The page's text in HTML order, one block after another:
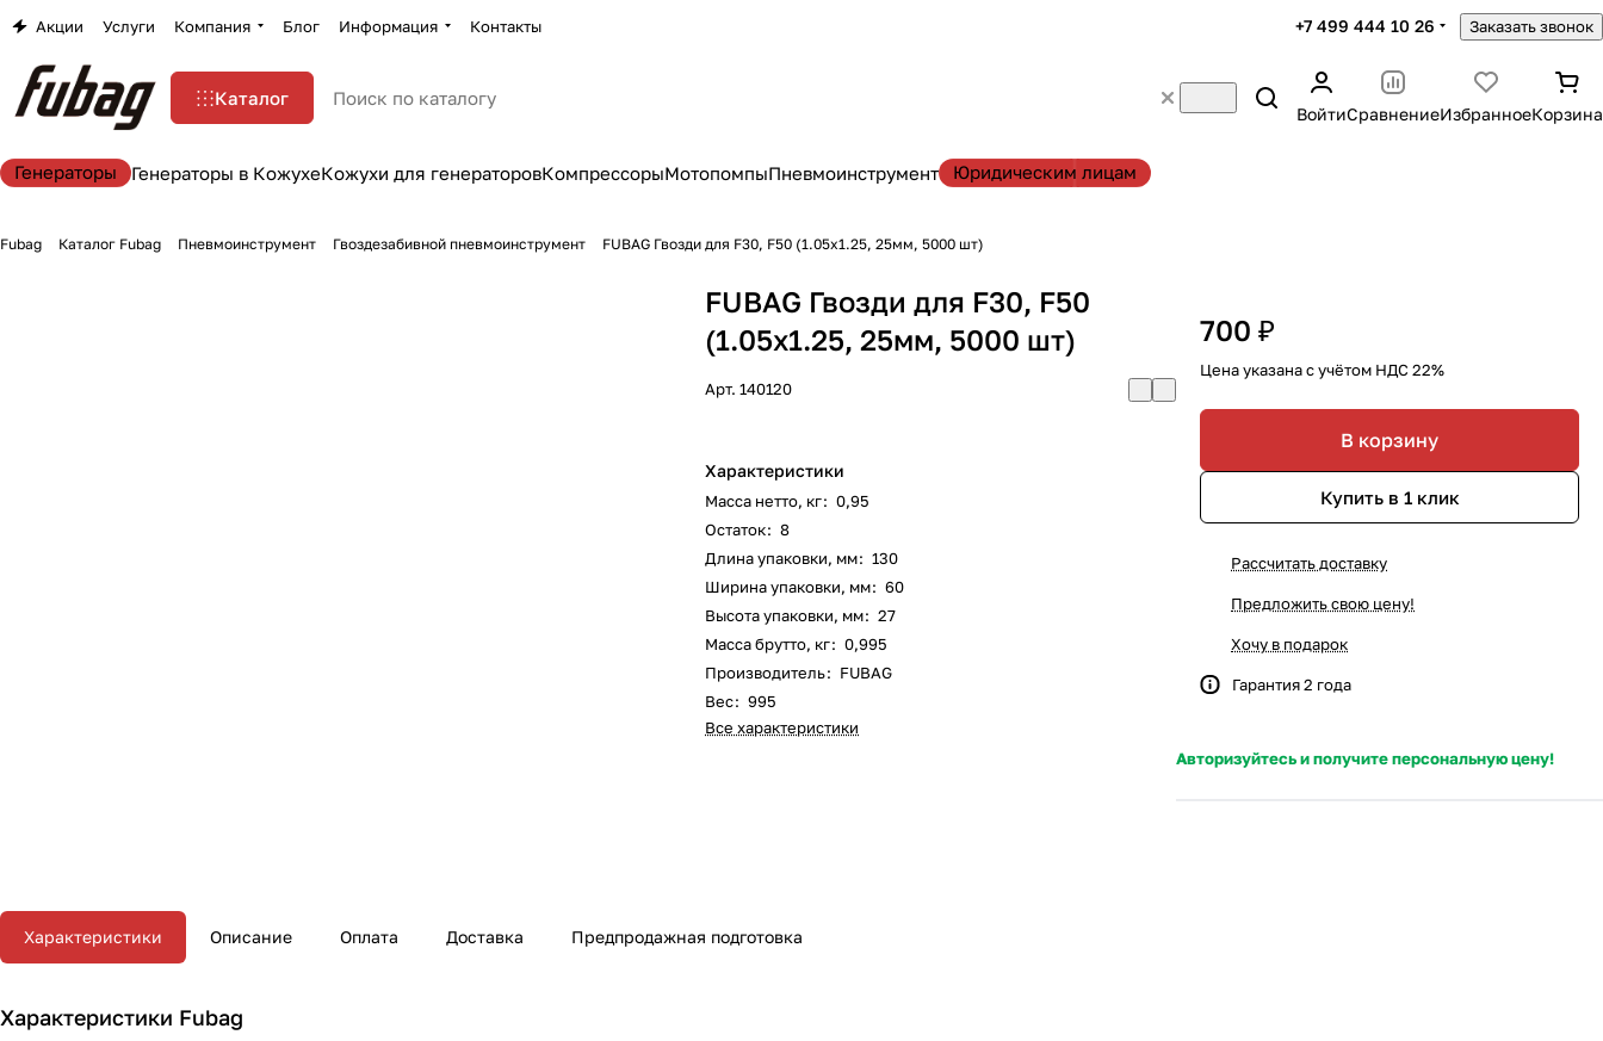
Акции Услуги Компания Блог Информация Контакты +7 499 444 10 26 Заказать звонок
Каталог
ВойтиСравнениеИзбранноеКорзина
Генераторы Генераторы в КожухеКожухи для генераторовКомпрессорыМотопомпыПневмоинструмент Юридическим лицам
Fubag Каталог Fubag Пневмоинструмент Гвоздезабивной пневмоинструмент FUBAG Гвозди для F30, F50 (1.05х1.25, 25мм, 5000 шт)
FUBAG Гвозди для F30, F50
(1.05х1.25, 25мм, 5000 шт)
Арт.140120
Характеристики
Масса нетто, кг: 0,95
Остаток: 8
Длина упаковки, мм: 130
Ширина упаковки, мм: 60
Высота упаковки, мм: 27
Масса брутто, кг: 0,995
Производитель: FUBAG
Вес: 995
Все характеристики
700 ₽
Цена указана с учётом НДС 22%
В корзину
Купить в 1 клик
Рассчитать доставку
Предложить свою цену!
Хочу в подарок
Гарантия 2 года
Авторизуйтесь и получите персональную цену!
Характеристики Описание Оплата Доставка Предпродажная подготовка
Характеристики Fubag